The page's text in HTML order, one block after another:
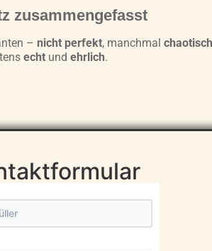
zusammengefasst
–nicht perfekt, manchmalchaotisch
echt undehrlich.